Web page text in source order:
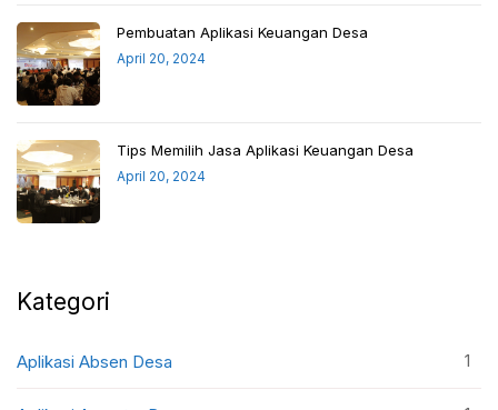
Pembuatan Aplikasi Keuangan Desa
April 20, 2024
Tips Memilih Jasa Aplikasi Keuangan Desa
April 20, 2024
Kategori
Aplikasi Absen Desa 1